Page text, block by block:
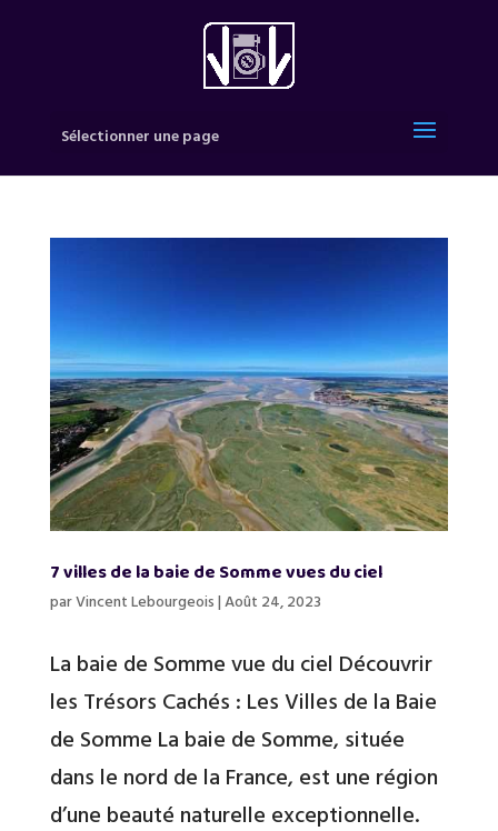
Sélectionner une page
7 villes de la baie de Somme vues du ciel
parVincent Lebourgeois|Août 24, 2023
La baie de Somme vue du ciel Découvrir
les Trésors Cachés : Les Villes de la Baie
de Somme La baie de Somme, située
dans le nord de la France, est une région
d’une beauté naturelle exceptionnelle.